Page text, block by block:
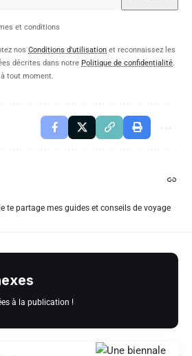
et conditions
nos Conditions d'utilisation et reconnaissez les
décrites dans notre Politique de confidentialité.
tout moment.
te partage mes guides et conseils de voyage
à la publication !